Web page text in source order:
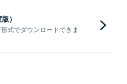
）
式でダウンロードできま